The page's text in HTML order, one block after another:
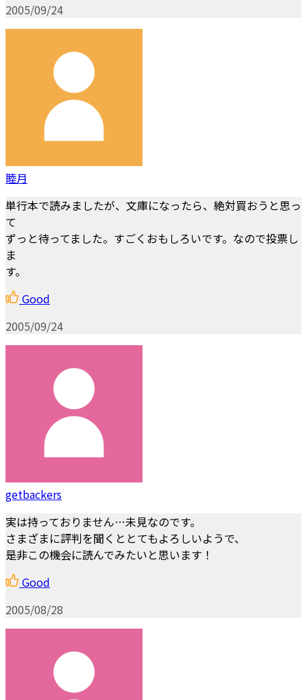
2005/09/24
睦月
単行本で読みましたが、文庫になったら、絶対買おうと思っ
て
ずっと待ってました。すごくおもしろいです。なので投票し
ま
す。
Good
2005/09/24
getbackers
実は持っておりません…未見なのです。
さまざまに評判を聞くととてもよろしいようで、
是非この機会に読んでみたいと思います！
Good
2005/08/28